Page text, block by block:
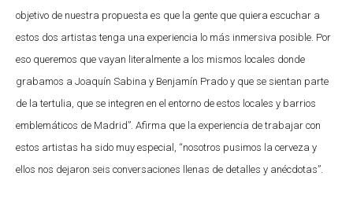
objetivo de nuestra propuesta es que la gente que quiera escuchar a
estos dos artistas tenga una experiencia lo más inmersiva posible. Por
eso queremos que vayan literalmente a los mismos locales donde
grabamos a Joaquín Sabina y Benjamín Prado y que se sientan parte
de la tertulia, que se integren en el entorno de estos locales y barrios
emblemáticos de Madrid”. Afirma que la experiencia de trabajar con
estos artistas ha sido muy especial, “nosotros pusimos la cerveza y
ellos nos dejaron seis conversaciones llenas de detalles y anécdotas”.